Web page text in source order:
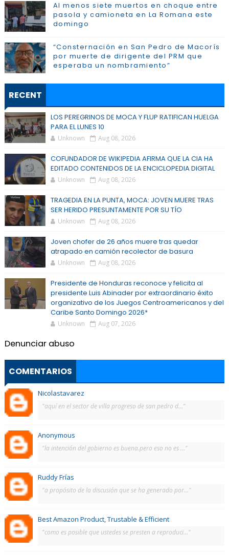
Al menos siete muertos en choque entre
pasola y camioneta en La Romana este
domingo
“Consternación en San Pedro de Macorís
por muerte de dirigente del PRM que
esperaba un nombramiento”
RECENT
LOS PEREGRINOS DE MOCA Y FLUP RATIFICAN HUELGA
PARA EL LUNES 10
Unknown Aug 08, 2026
COFUNDADOR DE WIKIPEDIA AFIRMA QUE LA CIA HA
EDITADO CONTENIDOS DE LA ENCICLOPEDIA DIGITAL
Unknown Aug 08, 2026
TRAGEDIA EN LA PUNTA, MOCA: JOVEN MUERE TRAS
SER HERIDO PRESUNTAMENTE POR SU TÍO
Unknown Aug 08, 2026
Joven chofer de 26 años muere tras quedar
atrapado en camión recolector de basura
Unknown Aug 08, 2026
Presidente de Honduras reconoce y felicita al
presidente Luis Abinader por extraordinario éxito
organizativo de los Juegos Centroamericanos y del
Caribe Santo Domingo 2026*
Unknown Aug 07, 2026
Denunciar abuso
COMENTARIOS
Nicolastavarez
"aquí en el sector de villa progreso de san pedro d..."
Anonymous
"la intención del gobierno es buena.pero eso no es ..."
Ruddy Frías
"a propósito de la discusión que se ha generado por..."
Best Amazon Product, Trustable & Efficient
"como es posible que ustedes se presten a reproduci..."